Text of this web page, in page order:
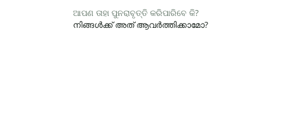
ଆପଣ ତାହା ପୁନରାବୃତ୍ତି କରିପାରିବେ କି?
നിങ്ങൾക്ക് അത് ആവർത്തിക്കാമോ?